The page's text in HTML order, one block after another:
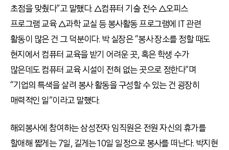
초점을 맞췄다”고 말했다. △컴퓨터 기술 전수 △오피스
프로그램 교육 △과학 교실 등 봉사활동 프로그램에 IT 관련
활동이 많은 건 그 덕분이다. 박 실장은 “봉사 장소를 정할 때도
현지에서 컴퓨터 교육을 받기 어려운 곳, 혹은 학생 수가
많은데도 컴퓨터 교육 시설이 전혀 없는 곳으로 정한다”며
“기업의 특색을 살려 봉사 활동을 구성할 수 있는 건 굉장히
매력적인 일”이라고 말했다.
해외봉사에 참여하는 삼성전자 임직원은 전원 자신의 휴가를
할애해 짧게는 7일, 길게는 10일 일정으로 봉사를 떠난다. 박지현